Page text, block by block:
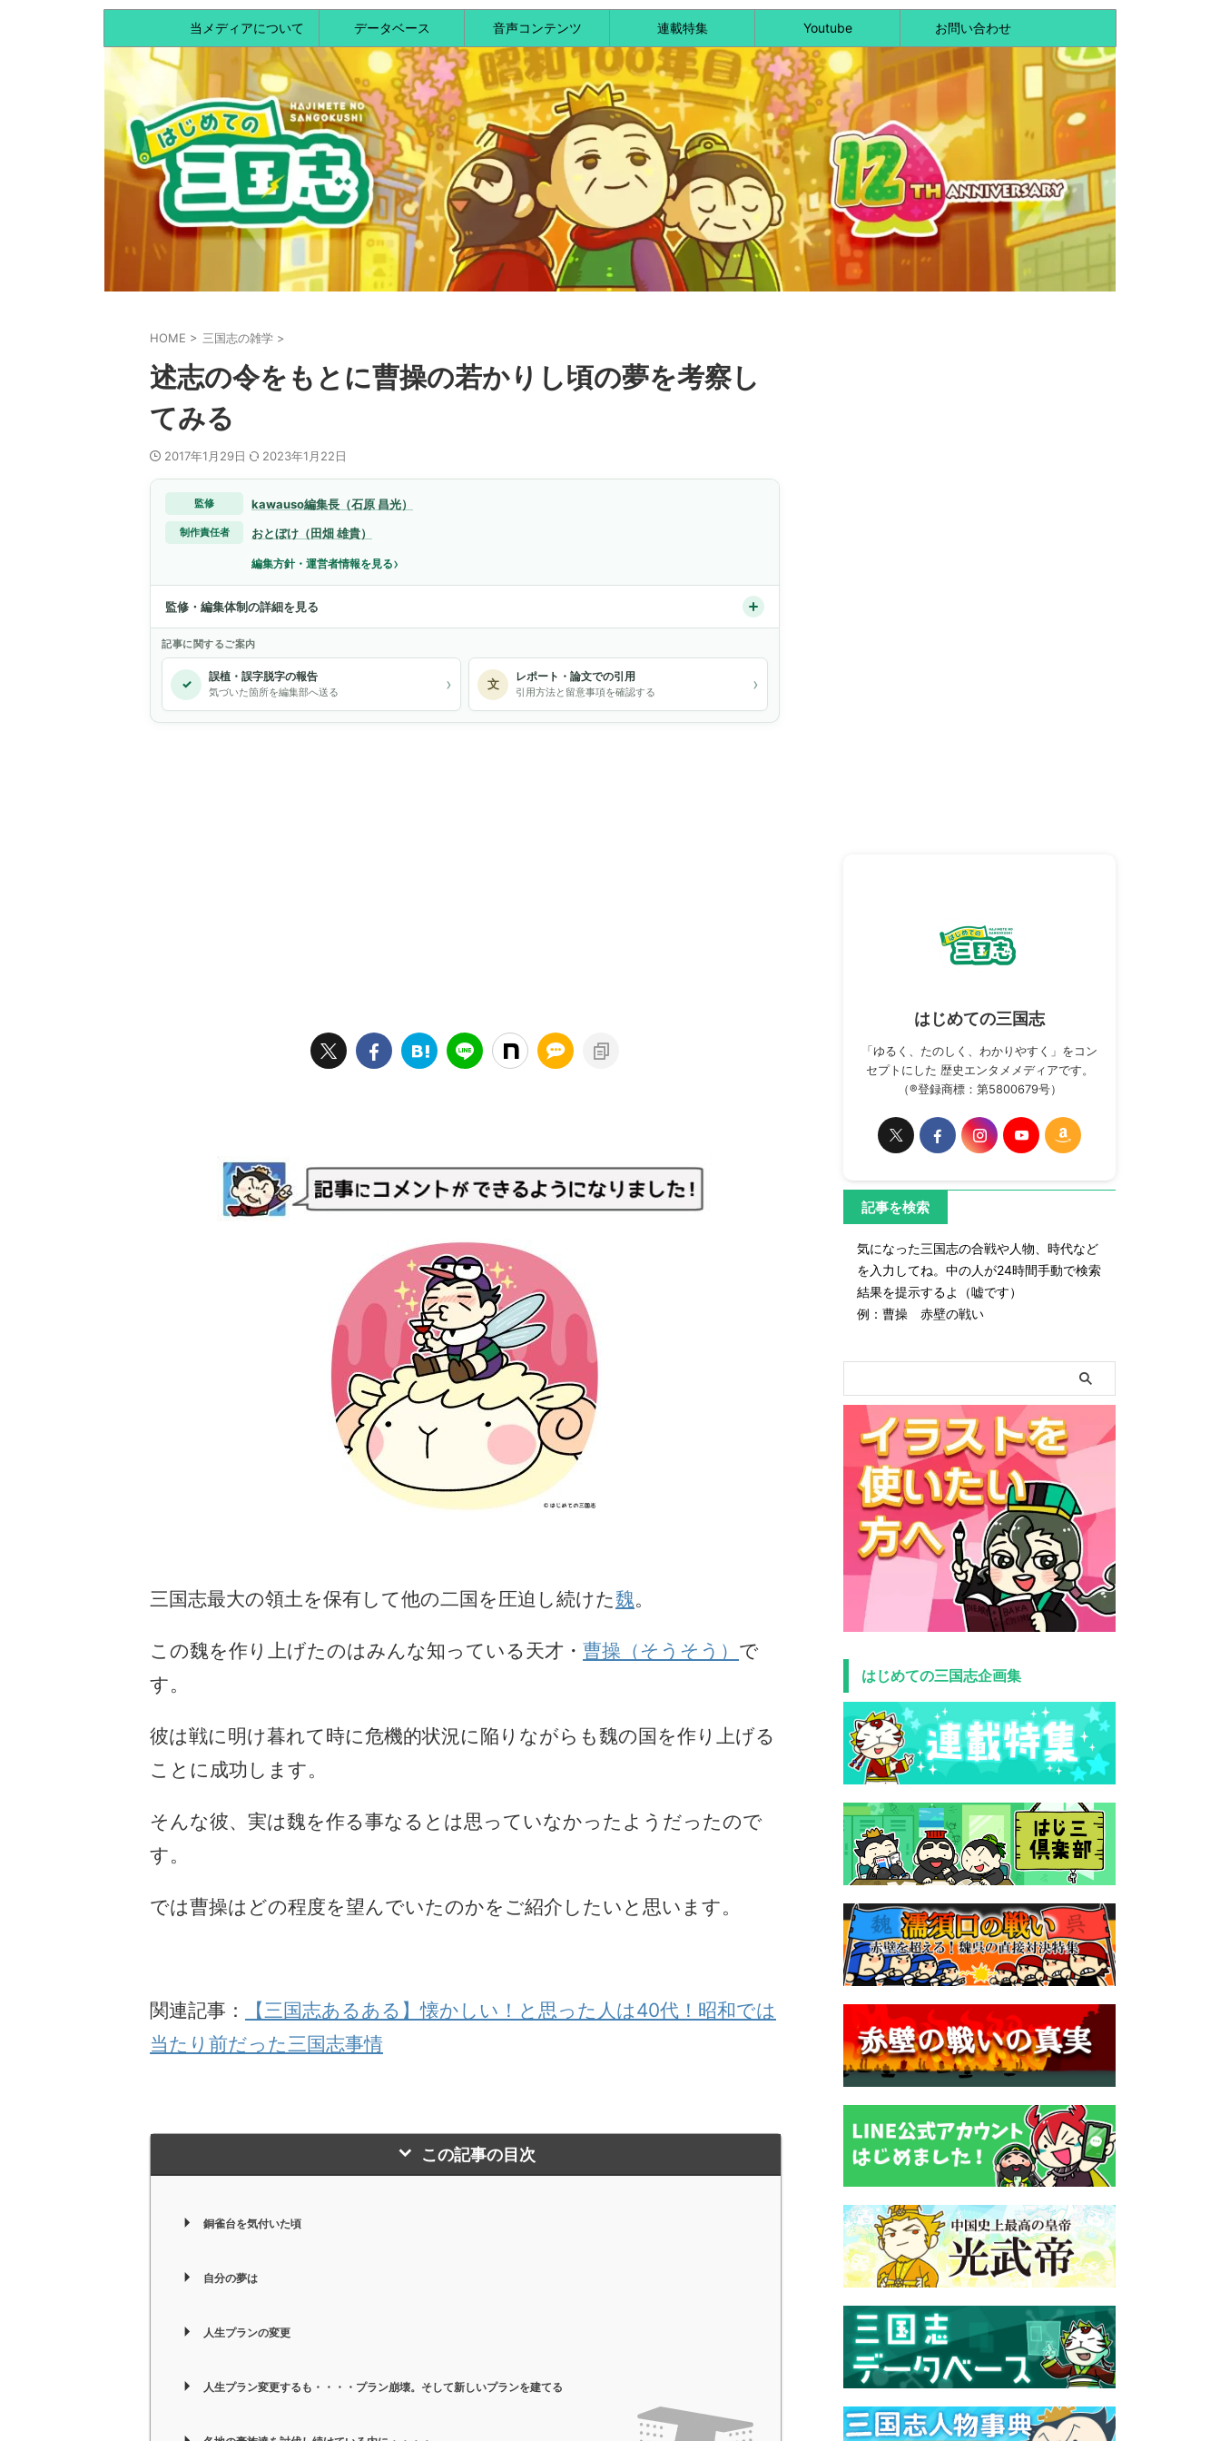
当メディアについて データベース 音声コンテンツ 連載特集 Youtube お問い合わせ
HOME > 三国志の雑学 >
述志の令をもとに曹操の若かりし頃の夢を考察し
てみる
2017年1月29日 2023年1月22日
監修 kawauso編集長（石原 昌光）
制作責任者 おとぼけ（田畑 雄貴）
編集方針・運営者情報を見る›
監修・編集体制の詳細を見る
記事に関するご案内
✓ 誤植・誤字脱字の報告
気づいた箇所を編集部へ送る › 文 レポート・論文での引用
引用方法と留意事項を確認する ›
三国志最大の領土を保有して他の二国を圧迫し続けた魏。
この魏を作り上げたのはみんな知っている天才・ 曹操（そうそう） で
す。
彼は戦に明け暮れて時に危機的状況に陥りながらも魏の国を作り上げる
ことに成功します。
そんな彼、実は魏を作る事なるとは思っていなかったようだったので
す。
では曹操はどの程度を望んでいたのかをご紹介したいと思います。
関連記事：
【三国志あるある】懐かしい！と思った人は40代！昭和では
当たり前だった三国志事情
この記事の目次
銅雀台を気付いた頃
自分の夢は
人生プランの変更
人生プラン変更するも・・・・プラン崩壊。そして新しいプランを建てる
はじめての三国志
「ゆるく、たのしく、わかりやすく」をコン
セプトにした 歴史エンタメメディアです。
（®登録商標：第5800679号）
記事を検索
気になった三国志の合戦や人物、時代など
を入力してね。中の人が24時間手動で検索
結果を提示するよ（嘘です）
例：曹操 赤壁の戦い
はじめての三国志企画集